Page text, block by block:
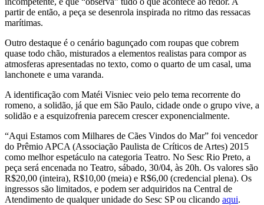
partir de então, a peça se desenrola inspirada no ritmo das ressacas
marítimas.
Outro destaque é o cenário bagunçado com roupas que cobrem
quase todo chão, misturados a elementos realistas para compor as
atmosferas apresentadas no texto, como o quarto de um casal, uma
lanchonete e uma varanda.
A identificação com Matéi Visniec veio pelo tema recorrente do
romeno, a solidão, já que em São Paulo, cidade onde o grupo vive, a
solidão e a esquizofrenia parecem crescer exponencialmente.
“Aqui Estamos com Milhares de Cães Vindos do Mar” foi vencedor
do Prêmio APCA (Associação Paulista de Críticos de Artes) 2015
como melhor espetáculo na categoria Teatro. No Sesc Rio Preto, a
peça será encenada no Teatro, sábado, 30/04, às 20h. Os valores são
R$20,00 (inteira), R$10,00 (meia) e R$6,00 (credencial plena). Os
ingressos são limitados, e podem ser adquiridos na Central de
Atendimento de qualquer unidade do Sesc SP ou clicando aqui.